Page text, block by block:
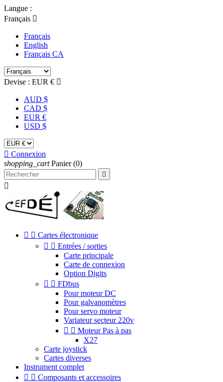
Langue :
Français 
Français
English
Français CA
Devise : EUR € 
AUD $
CAD $
EUR €
USD $
 Connexion
shopping_cart Panier (0)


  Cartes électronique
  Entrées / sorties
Carte principale
Carte de connexion
Option Digits
  FDbus
Pour moteur DC
Pour galvanomètres
Pour servo moteur
Variateur secteur 220v
  Moteur Pas à pas
X27
Carte joystick
Cartes diverses
Instrument complet
  Composants et accessoires